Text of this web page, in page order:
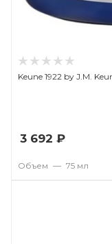
Keune 1922 by J.M.
3 692 ₽
Объем — 75 мл